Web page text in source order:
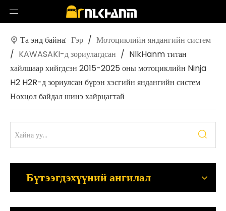
Та энд байна: Гэр / Мотоциклийн яндангийн систем
/ KAWASAKI-д зориулагдсан / NlkHanm титан
хайлшаар хийгдсэн 2015-2025 оны мотоциклийн Ninja
H2 H2R-д зориулсан бүрэн хэсгийн яндангийн систем
Нөхцөл байдал шинэ хайрцагтай
Бүтээгдэхүүний ангилал